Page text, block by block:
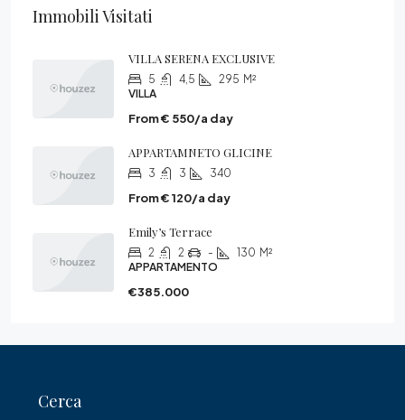
Immobili Visitati
VILLA SERENA EXCLUSIVE
5 4,5 295 M²
VILLA
From € 550/a day
APPARTAMNETO GLICINE
3 3 340
From € 120/a day
Emily’s Terrace
2 2 - 130 M²
APPARTAMENTO
€385.000
Cerca